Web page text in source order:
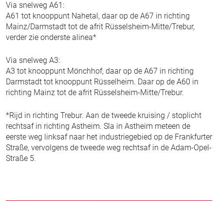
Via snelweg A61:
A61 tot knooppunt Nahetal, daar op de A67 in richting
Mainz/Darmstadt tot de afrit Rüsselsheim-Mitte/Trebur,
verder zie onderste alinea*
Via snelweg A3:
A3 tot knooppunt Mönchhof, daar op de A67 in richting
Darmstadt tot knooppunt Rüsselheim. Daar op de A60 in
richting Mainz tot de afrit Rüsselsheim-Mitte/Trebur.
*Rijd in richting Trebur. Aan de tweede kruising / stoplicht
rechtsaf in richting Astheim. Sla in Astheim meteen de
eerste weg linksaf naar het industriegebied op de Frankfurter
Straße, vervolgens de tweede weg rechtsaf in de Adam-Opel-
Straße 5.